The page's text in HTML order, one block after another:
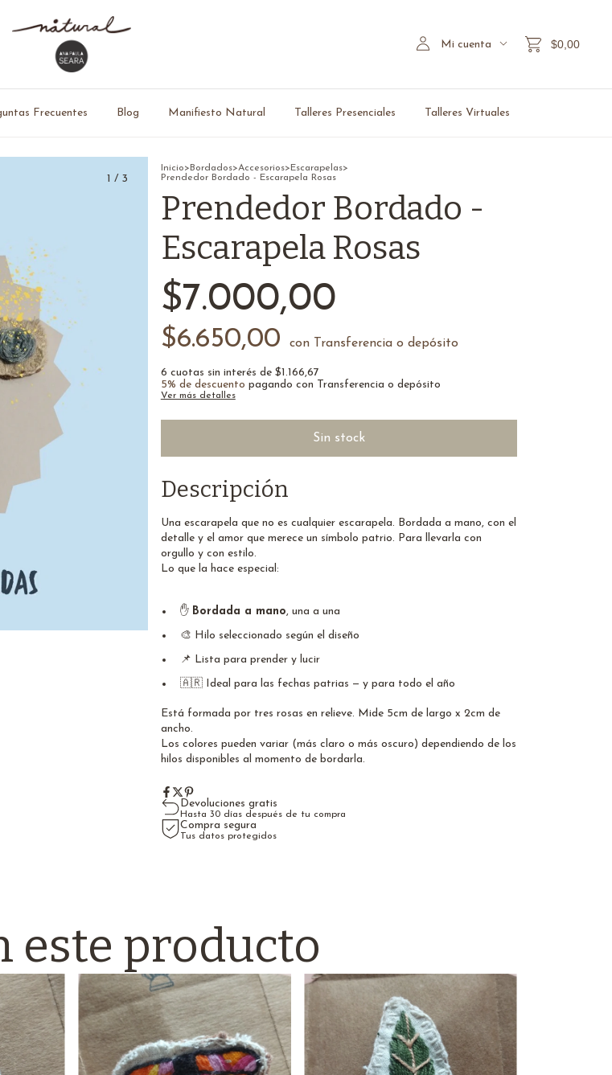
Mi cuenta $0,00
Frecuentes Blog Manifiesto Natural Talleres Presenciales Talleres Virtuales
1 / 3
Inicio> Bordados>Accesorios> Escarapelas>
Prendedor Bordado - Escarapela Rosas
Prendedor Bordado -
Escarapela Rosas
$7.000,00
$6.650,00 con Transferencia o depósito
6 cuotas sin interés de $1.166,67
5% de descuento pagando con Transferencia o depósito
Ver más detalles
Descripción
Una escarapela que no es cualquier escarapela. Bordada a mano, con el
detalle y el amor que merece un símbolo patrio. Para llevarla con
orgullo y con estilo.
Lo que la hace especial:
✋ Bordada a mano, una a una
🎨 Hilo seleccionado según el diseño
📌 Lista para prender y lucir
🇦🇷 Ideal para las fechas patrias — y para todo el año
Está formada por tres rosas en relieve. Mide 5cm de largo x 2cm de
ancho.
Los colores pueden variar (más claro o más oscuro) dependiendo de los
hilos disponibles al momento de bordarla.
Devoluciones gratis
Hasta 30 días después de tu compra
Compra segura
Tus datos protegidos
este producto